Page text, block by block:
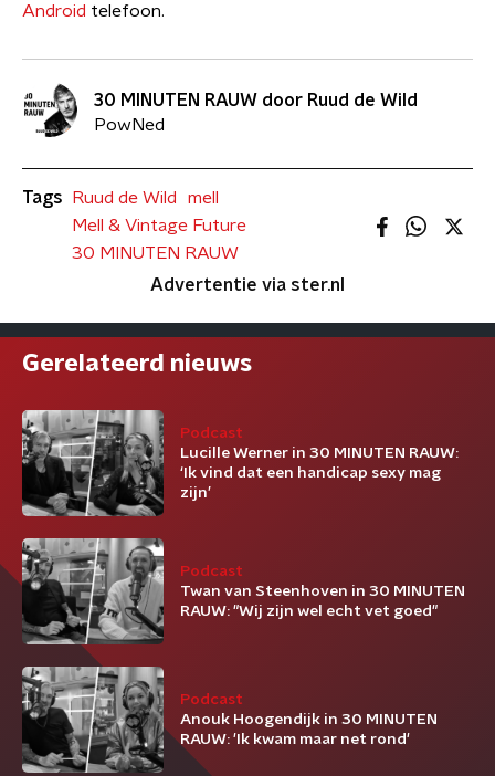
Android telefoon.
30 MINUTEN RAUW door Ruud de Wild
PowNed
Tags Ruud de Wild
mell
Mell & Vintage Future
30 MINUTEN RAUW
Advertentie via ster.nl
Gerelateerd nieuws
Podcast
Lucille Werner in 30 MINUTEN RAUW:
‘Ik vind dat een handicap sexy mag
zijn’
Podcast
Twan van Steenhoven in 30 MINUTEN
RAUW: "Wij zijn wel echt vet goed"
Podcast
Anouk Hoogendijk in 30 MINUTEN
RAUW: 'Ik kwam maar net rond'